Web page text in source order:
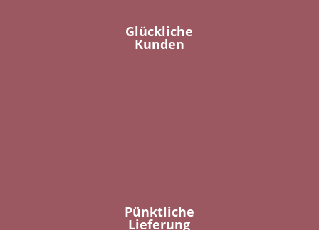
Glückliche
Kunden
Pünktliche
Lieferung